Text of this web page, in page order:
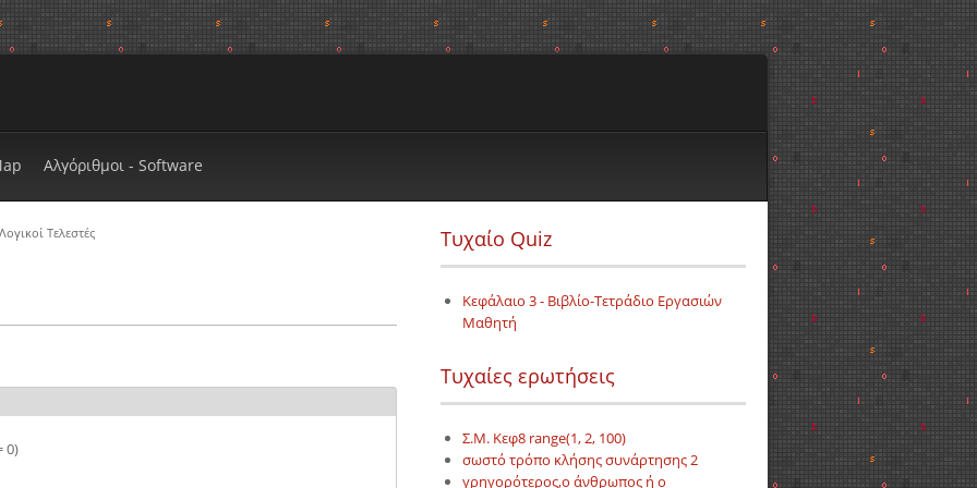
Αλγόριθμοι - Software
Τελεστές
0)
Τυχαίο Quiz
Κεφάλαιο 3 - Βιβλίο-Τετράδιο Εργασιών
Μαθητή
Τυχαίες ερωτήσεις
Σ.Μ. Κεφ8 range(1, 2, 100)
σωστό τρόπο κλήσης συνάρτησης 2
γρηγορότερος,ο άνθρωπος ή ο